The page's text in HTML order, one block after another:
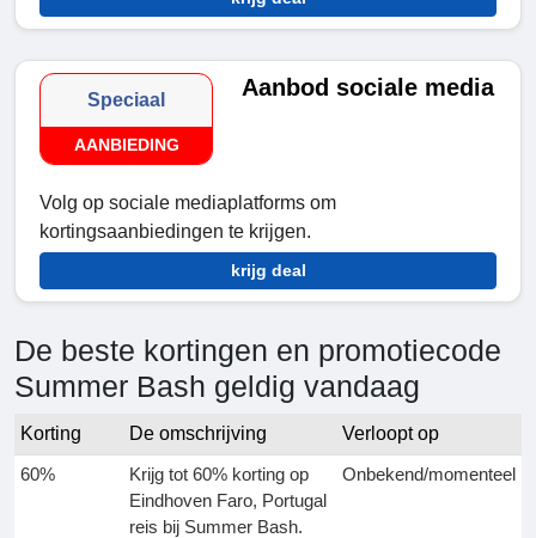
Speciaal
AANBIEDING
Aanbod sociale media
Volg op sociale mediaplatforms om
kortingsaanbiedingen te krijgen.
krijg deal
De beste kortingen en promotiecode
Summer Bash geldig vandaag
Korting De omschrijving
Verloopt op
60%
Krijg tot 60% korting op
Eindhoven Faro, Portugal
reis bij Summer Bash.
Onbekend/momenteel